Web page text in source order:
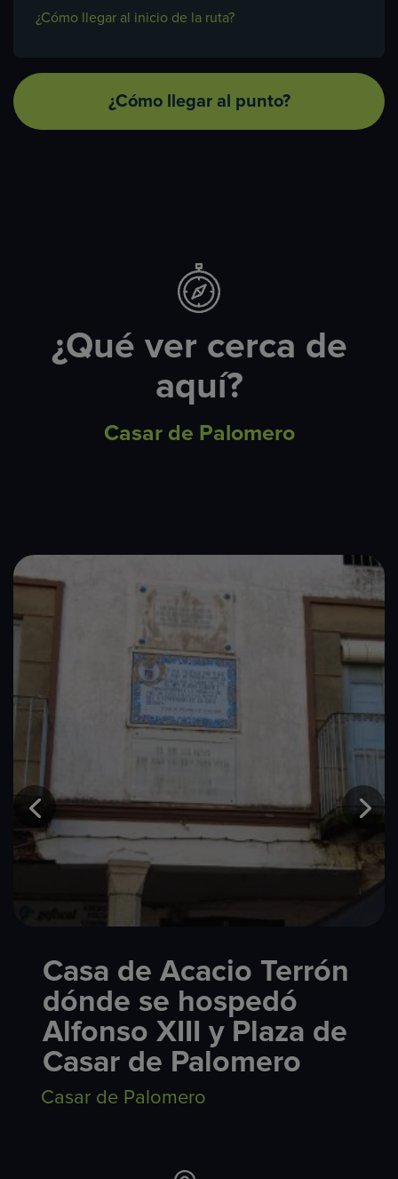
¿Cómo llegar al inicio de la ruta?
¿Cómo llegar al punto?
¿Qué ver cerca de
aquí?
Casar de Palomero
Casa de Acacio Terrón
dónde se hospedó
Alfonso XIII y Plaza de
Casar de Palomero
Casar de Palomero